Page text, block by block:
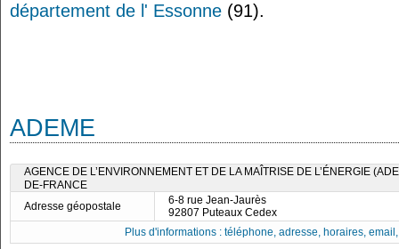
département de l' Essonne (91).
ADEME
AGENCE DE L’ENVIRONNEMENT ET DE LA MAÎTRISE DE L’ÉNERGIE
DE-FRANCE
Adresse géopostale
6-8 rue Jean-Jaurès
92807 Puteaux Cedex
Plus d'informations : téléphone, adresse, horaires,